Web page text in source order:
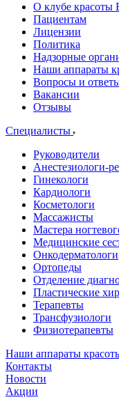
О клубе красоты
Пациентам
Лицензии
Политика
Надзорные
Наши аппараты
Вопросы и
Вакансии
Отзывы
Специалисты
Руководители
Анестезиологи-
Гинекологи
Кардиологи
Косметологи
Массажисты
Мастера
Медицинские
Онкодерматологи
Ортопеды
Отделение
Пластические
Терапевты
Трансфузиологи
Физиотерапевты
Наши аппараты
Контакты
Новости
Акции